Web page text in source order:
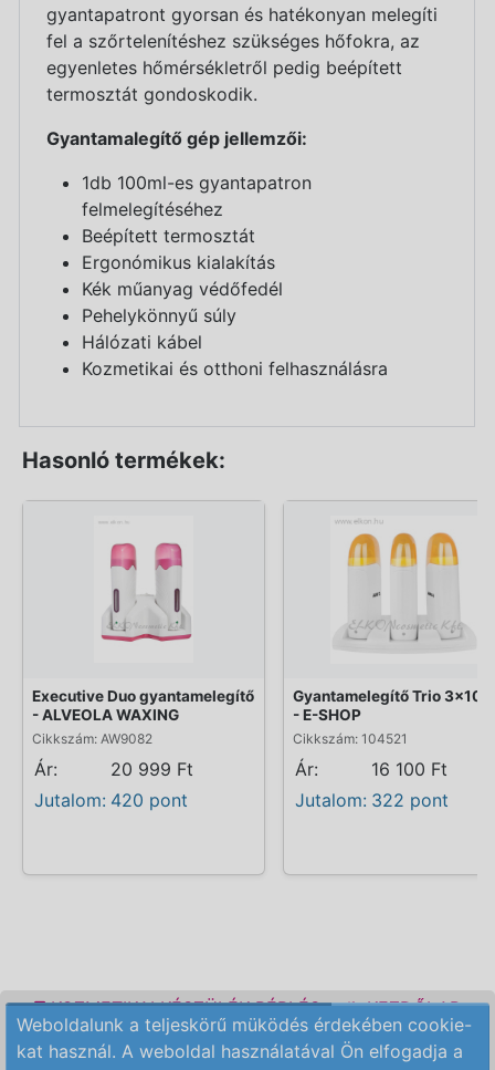
gyantapatront gyorsan és hatékonyan melegíti
fel a szőrtelenítéshez szükséges hőfokra, az
egyenletes hőmérsékletről pedig beépített
termosztát gondoskodik.
Gyantamalegítő gép jellemzői:
1db 100ml-es gyantapatron
felmelegítéséhez
Beépített termosztát
Ergonómikus kialakítás
Kék műanyag védőfedél
Pehelykönnyű súly
Hálózati kábel
Kozmetikai és otthoni felhasználásra
Hasonló termékek:
Executive Duo gyantamelegítő
- ALVEOLA WAXING
Cikkszám: AW9082
Ár:
20 999 Ft
Jutalom: 420 pont
Gyantamelegítő Trio
- E-SHOP
Cikkszám: 104521
Ár:
16 100 Ft
Jutalom: 322 pont
KOZMETIKAI KÉSZÜLÉK BÉRLÉS
KEZDŐLAP
ELÉRHETŐSÉG
RENDELÉSI FELTÉTELEK
Weboldalunk a teljeskörű müködés érdekében cookie-
kat használ. A weboldal használatával Ön elfogadja a